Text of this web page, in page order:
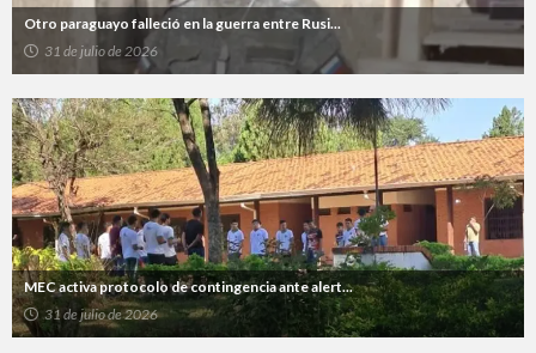
Otro paraguayo falleció en la guerra entre Rusi...
31 de julio de 2026
MEC activa protocolo de contingencia ante alert...
31 de julio de 2026